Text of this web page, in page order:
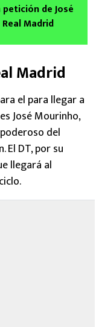
de José
Madrid
Madrid
el para llegar a
José Mourinho,
del
El DT, por su
llegará al